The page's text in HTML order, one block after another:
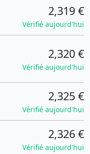
2,319 €
Vérifié aujourd'hui
2,320 €
Vérifié aujourd'hui
2,325 €
Vérifié aujourd'hui
2,326 €
Vérifié aujourd'hui